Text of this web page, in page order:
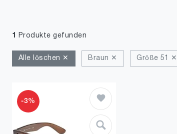
1 Produkte gefunden
Alle löschen ✕ Braun ✕ Größe 51 ✕
-3%